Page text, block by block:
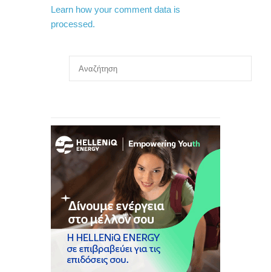
Learn how your comment data is
processed.